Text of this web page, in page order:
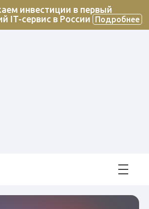
инвестиции в первый
IT-сервис в России
Подробнее